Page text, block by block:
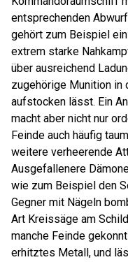
entsprechenden
gehört zum Beispiel
extrem starke
über ausreichend
zugehörige Munition in
aufstocken lässt. Ein
macht aber nicht nur
Feinde auch häufig
weitere verheerende
Ausgefallenere
wie zum Beispiel den
Gegner mit Nägeln
Art Kreissäge am
manche Feinde
erhitztes Metall, und